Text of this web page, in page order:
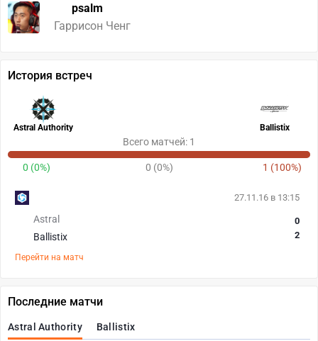
psalm
Гаррисон Ченг
История встреч
Astral Authority Ballistix
Всего матчей: 1
0 (0%) 0 (0%) 1 (100%)
27.11.16 в 13:15
Astral
Ballistix
0
2
Перейти на матч
Последние матчи
Astral Authority Ballistix